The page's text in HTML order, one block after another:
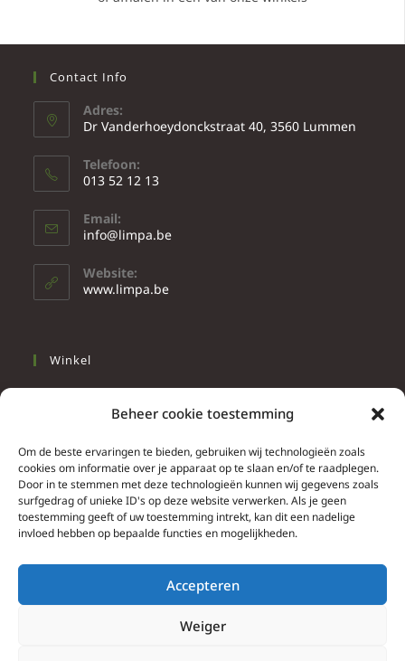
Beheer cookie toestemming
Om de beste ervaringen te bieden, gebruiken wij technologieën zoals
cookies om informatie over je apparaat op te slaan en/of te raadplegen.
Door in te stemmen met deze technologieën kunnen wij gegevens zoals
surfgedrag of unieke ID's op deze website verwerken. Als je geen
toestemming geeft of uw toestemming intrekt, kan dit een nadelige
invloed hebben op bepaalde functies en mogelijkheden.
Accepteren
Weiger
Contact Info
Adres:
Dr Vanderhoeydonckstraat 40, 3560 Lummen
Telefoon:
013 52 12 13
Email:
info@limpa.be
Website:
www.limpa.be
Winkel
Wonen
Info
Contacteer ons